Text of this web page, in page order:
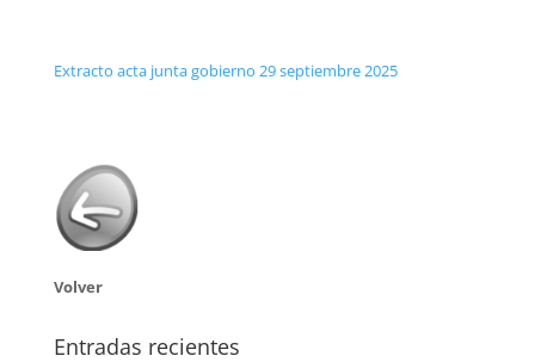
Extracto acta junta gobierno 29 septiembre 2025
Volver
Entradas recientes